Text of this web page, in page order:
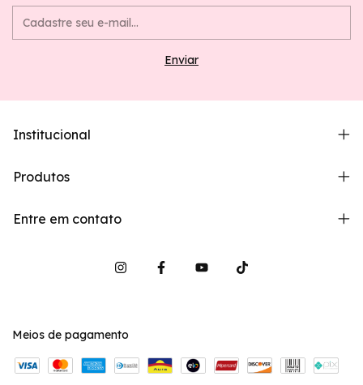
Institucional
Produtos
Entre em contato
Meios de pagamento